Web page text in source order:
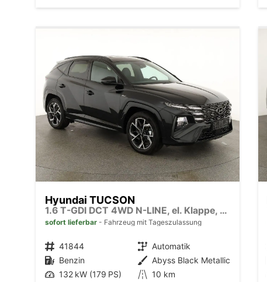
Hyundai TUCSON
1.6 T-GDI DCT 4WD N-LINE, el. Klappe, Teilleder, Navi, Kamera, ACC
sofort lieferbar Fahrzeug mit Tageszulassung
Fahrzeugnr. 41844 Getriebe Automatik
Kraftstoff Benzin Außenfarbe Abyss Black Metallic
Leistung 132 kW (179 PS) Kilometerstand 10 km